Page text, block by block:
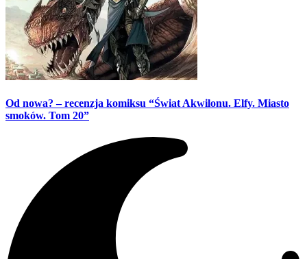
Od nowa? – recenzja komiksu “Świat Akwilonu. Elfy. Miasto
smoków. Tom 20”